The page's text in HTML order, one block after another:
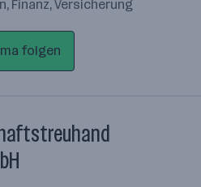
Finanz, Versicherung
folgen